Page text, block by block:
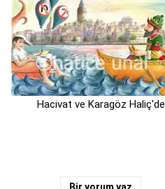
Hacivat ve Karagöz Haliç'de
Bir yorum yaz